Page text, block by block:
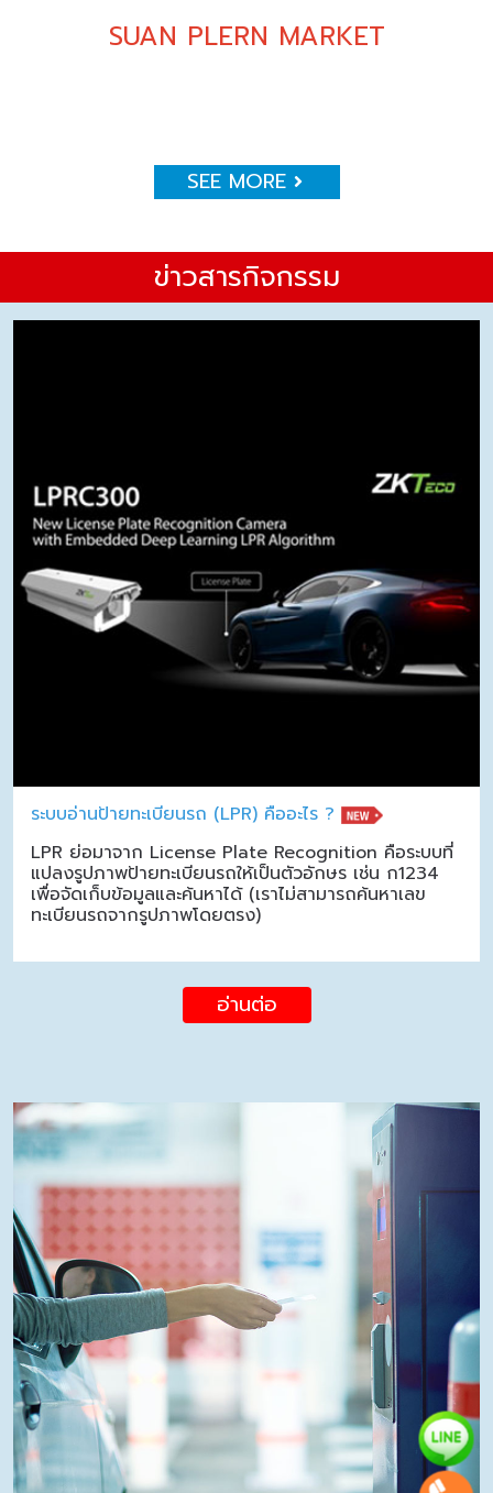
SUAN PLERN MARKET
SEE MORE
ข่าวสารกิจกรรม
ระบบอ่านป้ายทะเบียนรถ (LPR) คืออะไร ?
LPR ย่อมาจาก License Plate Recognition คือระบบที่
แปลงรูปภาพป้ายทะเบียนรถให้เป็นตัวอักษร เช่น ก1234
เพื่อจัดเก็บข้อมูลและค้นหาได้ (เราไม่สามารถค้นหาเลข
ทะเบียนรถจากรูปภาพโดยตรง)
อ่านต่อ